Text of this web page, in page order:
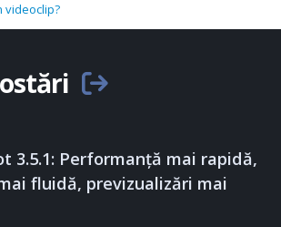
videoclip?
3.5.1: Performanță mai rapidă,
fluidă, previzualizări mai